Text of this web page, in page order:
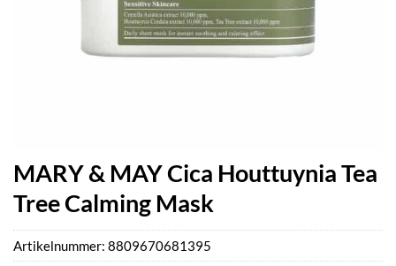
MARY & MAY Cica Houttuynia Tea
Tree Calming Mask
Artikelnummer: 8809670681395